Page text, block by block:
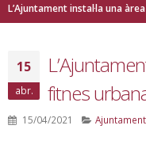
L’Ajuntament instal·la una
15
abr.
fitnes
15/04/2021 Ajuntament